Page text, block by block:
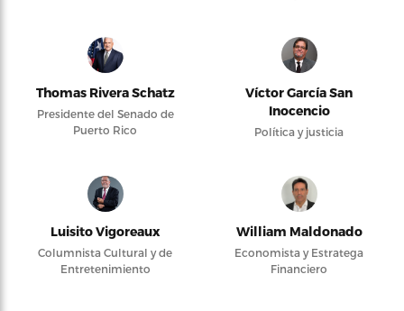
Thomas Rivera Schatz
Presidente del Senado de
Puerto Rico
Víctor García San
Inocencio
Política y justicia
Luisito Vigoreaux
Columnista Cultural y de
Entretenimiento
William Maldonado
Economista y Estratega
Financiero